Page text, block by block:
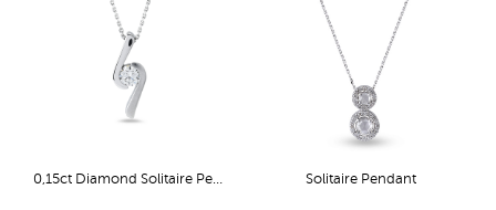
0,15ct Diamond Solitaire Pendant Solitaire Pendant